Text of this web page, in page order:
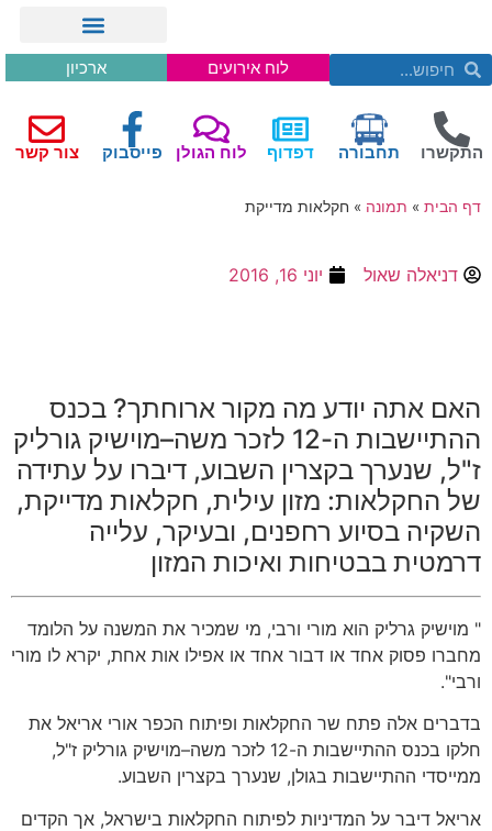
לוח אירועים ארכיון
התקשרו תחבורה דפדוף לוח הגולן פייסבוק צור קשר
דף הבית » תמונה » חקלאות מדייקת
דניאלה שאול יוני 16, 2016
האם אתה יודע מה מקור ארוחתך? בכנס
ההתיישבות ה-12 לזכר משה–מוישיק גורליק
ז"ל, שנערך בקצרין השבוע, דיברו על עתידה
של החקלאות: מזון עילית, חקלאות מדייקת,
השקיה בסיוע רחפנים, ובעיקר, עלייה
דרמטית בבטיחות ואיכות המזון
" מוישיק גרליק הוא מורי ורבי, מי שמכיר את המשנה על הלומד
מחברו פסוק אחד או דבור אחד או אפילו אות אחת, יקרא לו מורי
ורבי".
בדברים אלה פתח שר החקלאות ופיתוח הכפר אורי אריאל את
חלקו בכנס ההתיישבות ה-12 לזכר משה–מוישיק גורליק ז"ל,
ממייסדי ההתיישבות בגולן, שנערך בקצרין השבוע.
אריאל דיבר על המדיניות לפיתוח החקלאות בישראל, אך הקדים